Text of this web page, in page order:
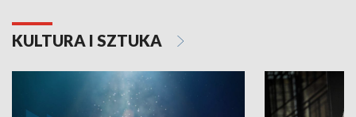
KULTURA I SZTUKA